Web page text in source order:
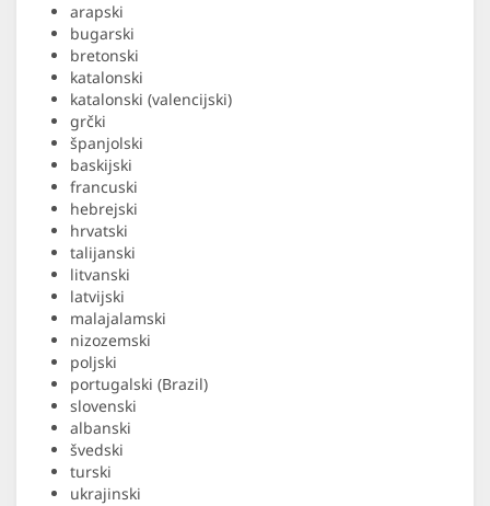
arapski
bugarski
bretonski
katalonski
katalonski (valencijski)
grčki
španjolski
baskijski
francuski
hebrejski
hrvatski
talijanski
litvanski
latvijski
malajalamski
nizozemski
poljski
portugalski (Brazil)
slovenski
albanski
švedski
turski
ukrajinski